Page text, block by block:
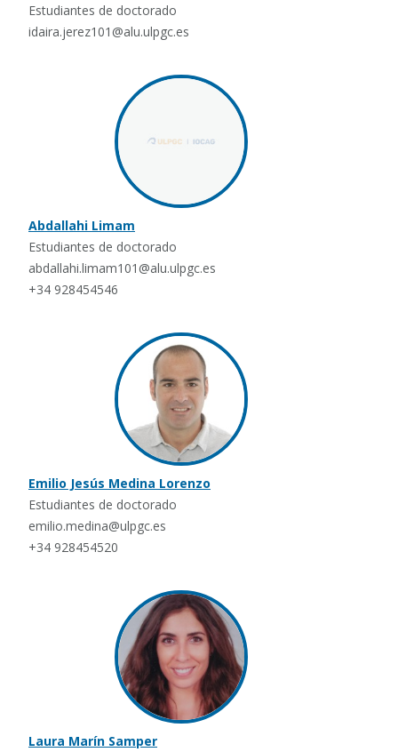
Estudiantes de doctorado
idaira.jerez101@alu.ulpgc.es
Abdallahi Limam
Estudiantes de doctorado
abdallahi.limam101@alu.ulpgc.es
+34 928454546
Emilio Jesús Medina Lorenzo
Estudiantes de doctorado
emilio.medina@ulpgc.es
+34 928454520
Laura Marín Samper